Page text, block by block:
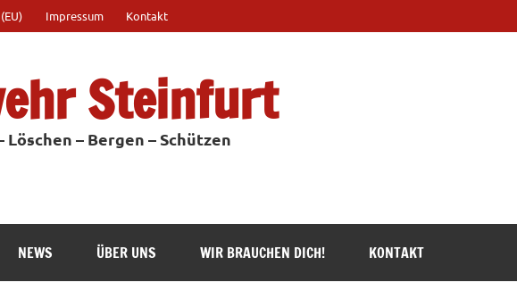
Impressum Kontakt
Steinfurt
– Bergen – Schützen
NEWS ÜBER UNS WIR BRAUCHEN DICH! KONTAKT